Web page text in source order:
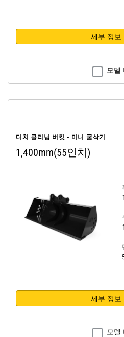
세부 정보
모델
디치 클리닝 버킷 - 미니 굴삭기
1,400mm(55인치)
세부 정보
모델